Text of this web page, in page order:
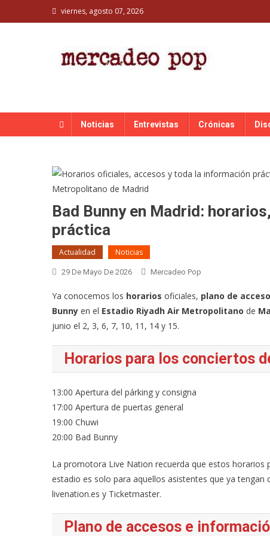
to
viernes, agosto 07, 2026
Noticias Entrevistas Crónicas
Bad Bunny en Madrid:
práctica
Actualidad Noticias
29 De Mayo De 2026 Mercadeo Pop
Ya conocemos los horarios oficiales, plano de
Bunny en el Estadio Riyadh Air Metropolitano de
junio el 2, 3, 6, 7, 10, 11, 14 y 15.
Horarios para los conciertos
13:00 Apertura del párking y consigna
17:00 Apertura de puertas general
19:00 Chuwi
20:00 Bad Bunny
La promotora Live Nation recuerda que estos horarios
estadio es solo para aquellos asistentes que ya
livenation.es y Ticketmaster.
Plano de accesos e